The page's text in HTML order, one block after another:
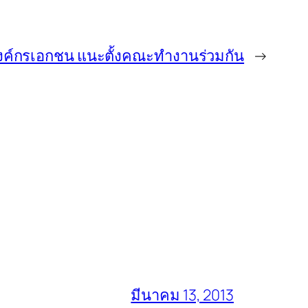
ค์กรเอกชน แนะตั้งคณะทำงานร่วมกัน →
มีนาคม 13, 2013